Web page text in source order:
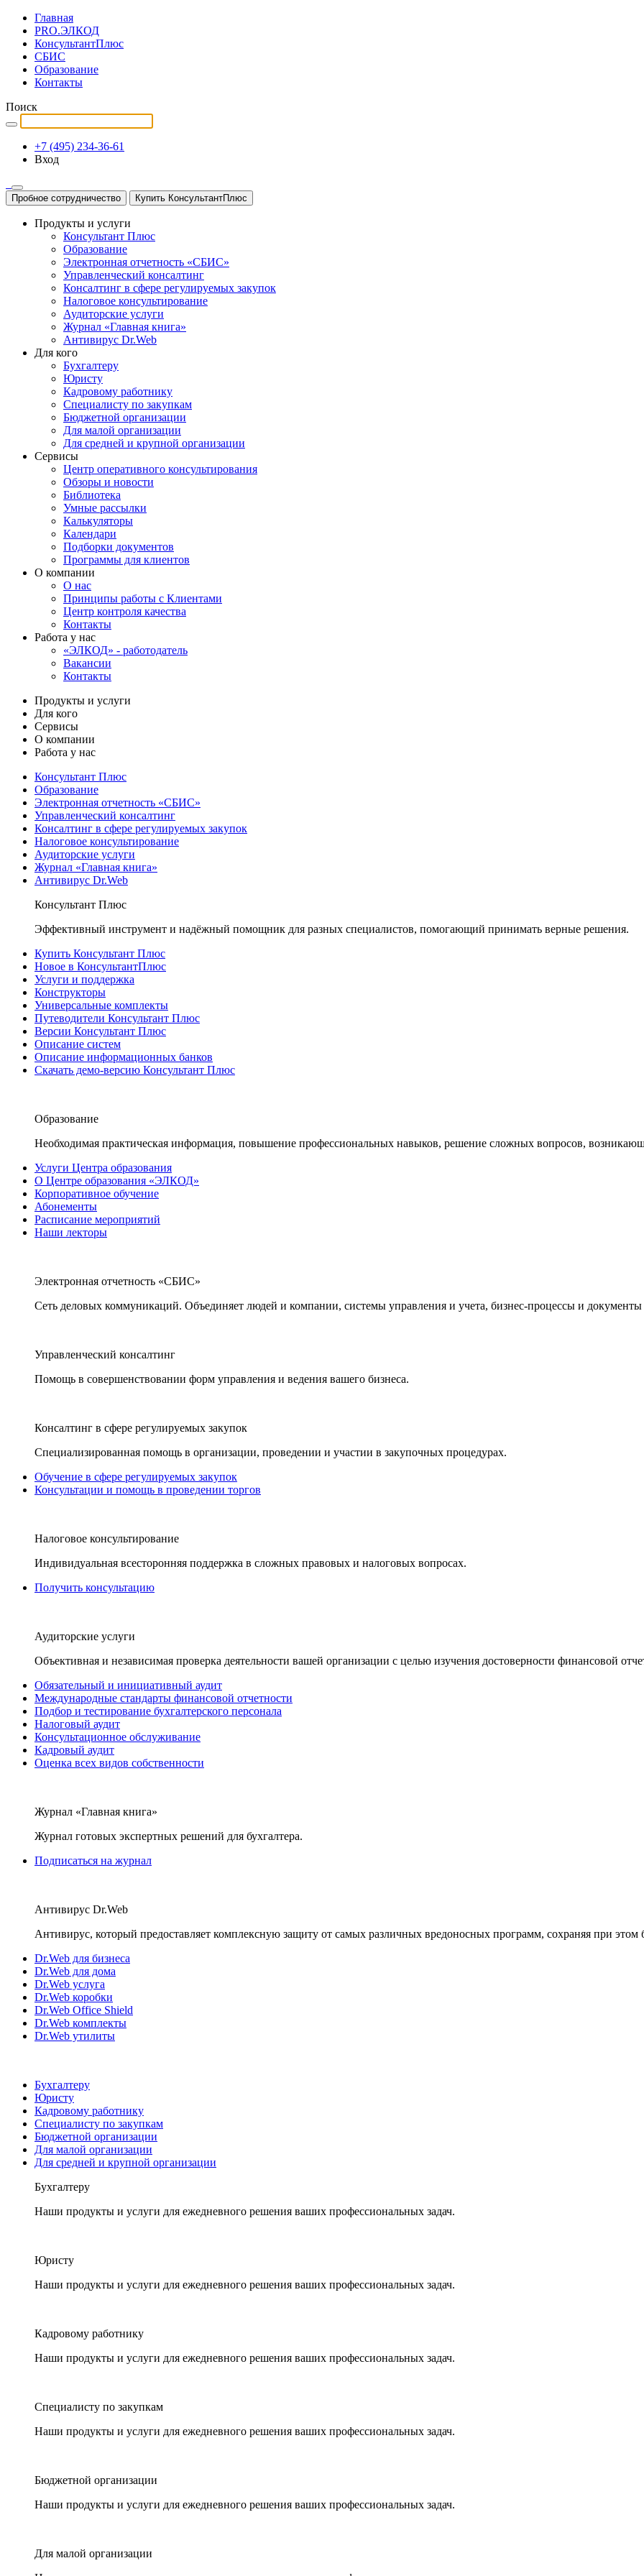
Главная
PRO.ЭЛКОД
КонсультантПлюс
СБИС
Образование
Контакты
Поиск
+7 (495) 234-36-61
Вход
Пробное сотрудничество Купить КонсультантПлюс
Продукты и услуги
Консультант Плюс
Образование
Электронная отчетность «СБИС»
Управленческий консалтинг
Консалтинг в сфере регулируемых закупок
Налоговое консультирование
Аудиторские услуги
Журнал «Главная книга»
Антивирус Dr.Web
Для кого
Бухгалтеру
Юристу
Кадровому работнику
Специалисту по закупкам
Бюджетной организации
Для малой организации
Для средней и крупной организации
Сервисы
Центр оперативного консультирования
Обзоры и новости
Библиотека
Умные рассылки
Калькуляторы
Календари
Подборки документов
Программы для клиентов
О компании
О нас
Принципы работы с Клиентами
Центр контроля качества
Контакты
Работа у нас
«ЭЛКОД» - работодатель
Вакансии
Контакты
Продукты и услуги
Для кого
Сервисы
О компании
Работа у нас
Консультант Плюс
Образование
Электронная отчетность «СБИС»
Управленческий консалтинг
Консалтинг в сфере регулируемых закупок
Налоговое консультирование
Аудиторские услуги
Журнал «Главная книга»
Антивирус Dr.Web
Консультант Плюс
Эффективный инструмент и надёжный помощник для разных специалистов, помогающий принимать верные решения.
Купить Консультант Плюс
Новое в КонсультантПлюс
Услуги и поддержка
Конструкторы
Универсальные комплекты
Путеводители Консультант Плюс
Версии Консультант Плюс
Описание систем
Описание информационных банков
Скачать демо-версию Консультант Плюс
Образование
Необходимая практическая информация, повышение профессиональных навыков, решение сложных вопросов,
Услуги Центра образования
О Центре образования «ЭЛКОД»
Корпоративное обучение
Абонементы
Расписание мероприятий
Наши лекторы
Электронная отчетность «СБИС»
Сеть деловых коммуникаций. Объединяет людей и компании, системы управления и учета, бизнес-процессы и документы
Управленческий консалтинг
Помощь в совершенствовании форм управления и ведения вашего бизнеса.
Консалтинг в сфере регулируемых закупок
Специализированная помощь в организации, проведении и участии в закупочных процедурах.
Обучение в сфере регулируемых закупок
Консультации и помощь в проведении торгов
Налоговое консультирование
Индивидуальная всесторонняя поддержка в сложных правовых и налоговых вопросах.
Получить консультацию
Аудиторские услуги
Объективная и независимая проверка деятельности вашей организации с целью изучения достоверности финансовой
Обязательный и инициативный аудит
Международные стандарты финансовой отчетности
Подбор и тестирование бухгалтерского персонала
Налоговый аудит
Консультационное обслуживание
Кадровый аудит
Оценка всех видов собственности
Журнал «Главная книга»
Журнал готовых экспертных решений для бухгалтера.
Подписаться на журнал
Антивирус Dr.Web
Антивирус, который предоставляет комплексную защиту от самых различных вредоносных программ, сохраняя при этом
Dr.Web для бизнеса
Dr.Web для дома
Dr.Web услуга
Dr.Web коробки
Dr.Web Office Shield
Dr.Web комплекты
Dr.Web утилиты
Бухгалтеру
Юристу
Кадровому работнику
Специалисту по закупкам
Бюджетной организации
Для малой организации
Для средней и крупной организации
Бухгалтеру
Наши продукты и услуги для ежедневного решения ваших профессиональных задач.
Юристу
Наши продукты и услуги для ежедневного решения ваших профессиональных задач.
Кадровому работнику
Наши продукты и услуги для ежедневного решения ваших профессиональных задач.
Специалисту по закупкам
Наши продукты и услуги для ежедневного решения ваших профессиональных задач.
Бюджетной организации
Наши продукты и услуги для ежедневного решения ваших профессиональных задач.
Для малой организации